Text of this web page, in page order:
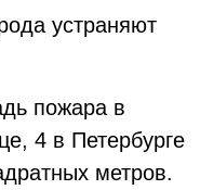
устраняют
пожара в
4 в Петербурге
метров.